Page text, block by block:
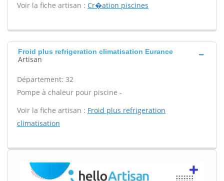
Voir la fiche artisan : Cr�ation piscines
Froid plus refrigeration climatisation Eurance
Artisan
Département: 32
Pompe à chaleur pour piscine -
Voir la fiche artisan : Froid plus refrigeration
climatisation